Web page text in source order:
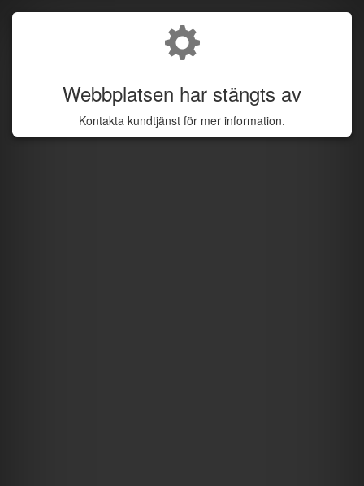
Webbplatsen har stängts av
Kontakta kundtjänst för mer information.